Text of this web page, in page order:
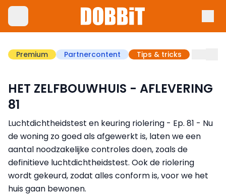
Premium Partnercontent Tips & tricks
HET ZELFBOUWHUIS - AFLEVERING
81
Luchtdichtheidstest en keuring riolering - Ep. 81 - Nu
de woning zo goed als afgewerkt is, laten we een
aantal noodzakelijke controles doen, zoals de
definitieve luchtdichtheidstest. Ook de riolering
wordt gekeurd, zodat alles conform is, voor we het
huis gaan bewonen.